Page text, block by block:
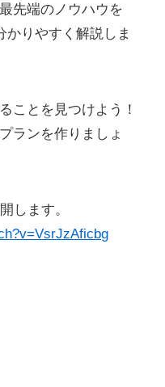
先端のノウハウを
かりやすく解説しま
ことを見つけよう！
ランを作りましょ
します。